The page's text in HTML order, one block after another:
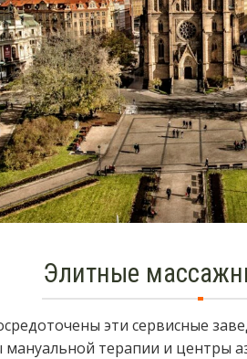
Элитные
эти сервисные
мануальной терапии и центры